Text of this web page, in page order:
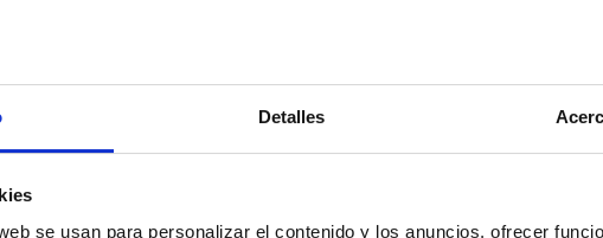
Detalles
se usan para personalizar el contenido y los anuncios, ofrecer
la cura del comfort, del benessere e della sicurezza
nonché l’integrazione tecnologica in tutti gli aspetti,
tra gli altri.
intelligente nei loro ingressi, stanze e aree
le sale operatorie, che sono spazi altamente sensibili
Questi
e degli orari del personale sanitario, ma anche
igiene e sicurezza.